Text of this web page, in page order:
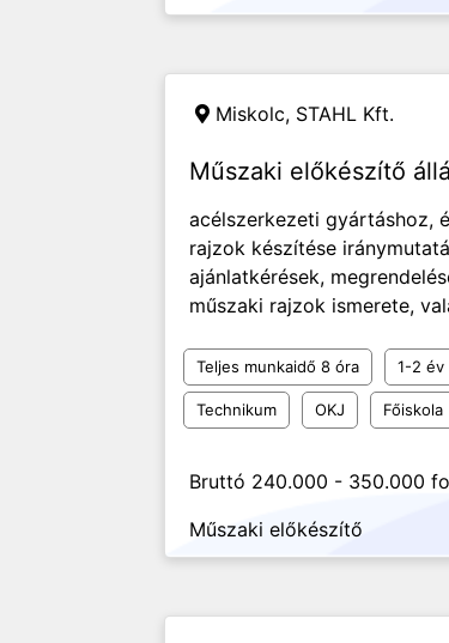
Miskolc, STAHL Kft.
Műszaki előkészítő
acélszerkezeti gyártáshoz,
rajzok készítése
ajánlatkérések,
műszaki rajzok ismerete,
Teljes munkaidő 8 óra 1-2 év
Technikum OKJ Főiskola
Bruttó 240.000 - 350.000
Műszaki előkészítő